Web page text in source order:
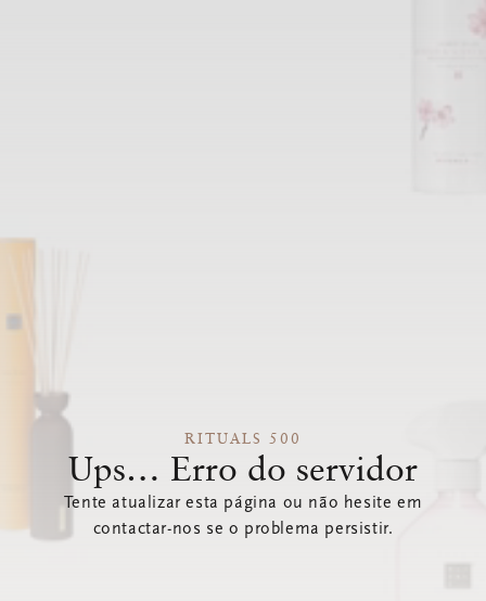
RITUALS 500
Ups… Erro do servidor
Tente atualizar esta página ou não hesite em
contactar-nos se o problema persistir.